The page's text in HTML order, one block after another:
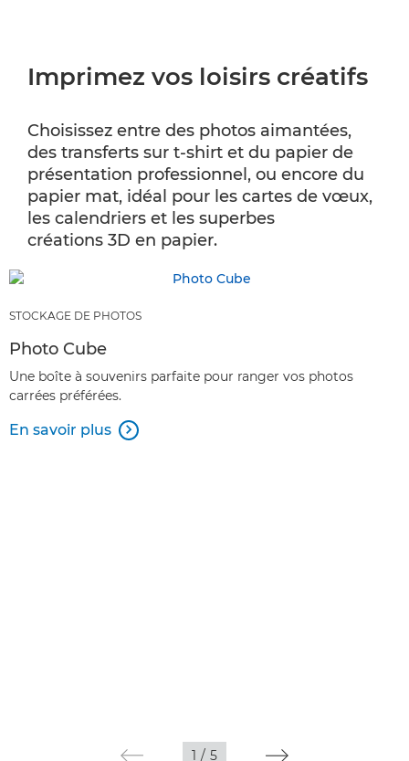
Imprimez vos loisirs créatifs
Choisissez entre des photos aimantées,
des transferts sur t-shirt et du papier de
présentation professionnel, ou encore du
papier mat, idéal pour les cartes de vœux,
les calendriers et les superbes
créations 3D en papier.
STOCKAGE DE PHOTOS
Photo Cube
Une boîte à souvenirs parfaite pour ranger vos photos
carrées préférées.
En savoir plus 
1 / 5